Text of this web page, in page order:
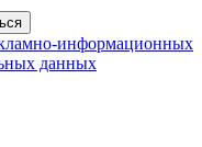
информационных
данных